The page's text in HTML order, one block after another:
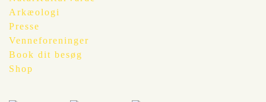
Arkæologi
Presse
Venneforeninger
Book dit besøg
Shop